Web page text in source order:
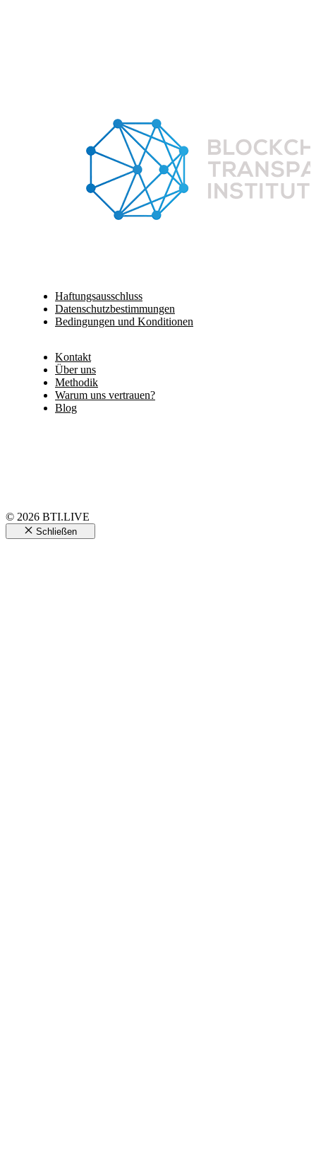
Haftungsausschluss
Datenschutzbestimmungen
Bedingungen und Konditionen
Kontakt
Über uns
Methodik
Warum uns vertrauen?
Blog
© 2026 BTI.LIVE
Schließen